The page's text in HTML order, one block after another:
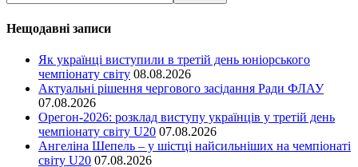
Нещодавні записи
Як українці виступили в третій день юніорського
чемпіонату світу 08.08.2026
Актуальні рішення чергового засідання Ради ФЛАУ
07.08.2026
Орегон-2026: розклад виступу українців у третій день
чемпіонату світу U20 07.08.2026
Ангеліна Шепель – у шістці найсильніших на чемпіонаті
світу U20 07.08.2026